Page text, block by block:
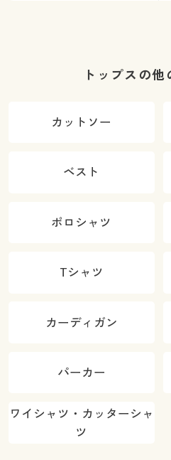
トップスの他
カットソー
ベスト
ポロシャツ
Tシャツ
カーディガン
パーカー
ワイシャツ・カッターシャ
ツ